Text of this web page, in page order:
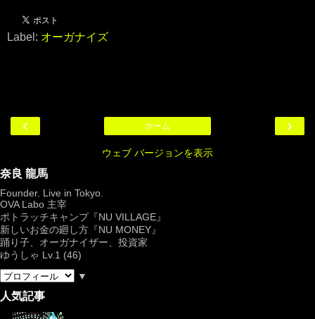
Label: オーガナイズ
‹ ›
ホーム
ウェブ バージョンを表示
奈良 龍馬
Founder. Live in Tokyo.
OVA Labo 主宰
ポトラッチキャンプ『NU VILLAGE』
新しいお金の廻し方『NU MONEY』
踊り子、オーガナイザー、投資家
ゆうしゃ Lv.1 (46)
▼
人気記事